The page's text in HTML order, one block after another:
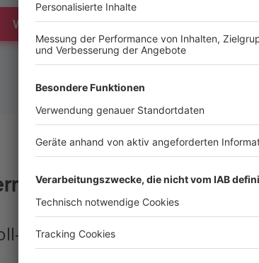
Weitere Häuser von Stoll Hausvermittlung -
- Town &
Hausvermittlung vereint